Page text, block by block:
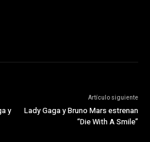
y
Artículo siguiente
Lady Gaga y Bruno Mars estrenan
“Die With A Smile”